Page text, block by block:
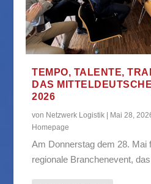
TEMPO, TALENTE,
DAS
2026
von Netzwerk Logistik | Mai 28,
Homepage
Am Donnerstag dem 28. Mai
regionale Branchenevent,